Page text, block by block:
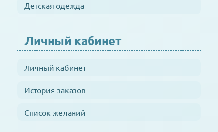
Детская одежда
Личный кабинет
Личный кабинет
История заказов
Список желаний